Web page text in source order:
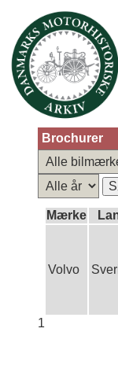
Brochurer
Mærke
Volvo
1